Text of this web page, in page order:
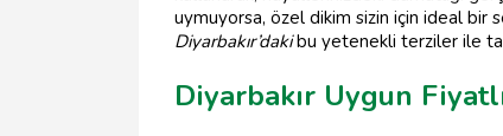
uymuyorsa, özel dikim sizin için ideal bir
Diyarbakır’dakibu yetenekli terziler ile
Diyarbakır Uygun